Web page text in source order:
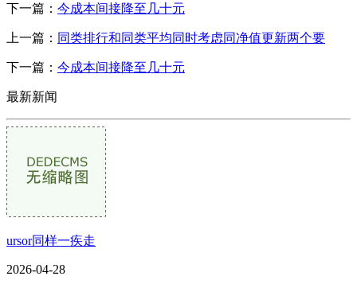
下一篇： 今成本间接降至几十元
上一篇： 同类排行和同类平均同时考虑同净值更新两个要
下一篇： 今成本间接降至几十元
最新新闻
ursor同样一疾走
2026-04-28